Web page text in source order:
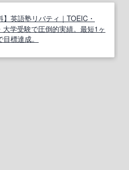
】英語塾リバティ｜TOEIC・
学受験で圧倒的実績。最短1ヶ
標達成。